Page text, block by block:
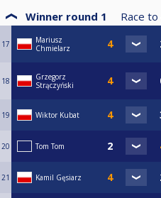
Winner round 1 Race to
17
Mariusz
Chmielarz
18
Grzegorz
Strączyński
19 Wiktor Kubat
20 Tom Tom
21 Kamil Gęsiarz